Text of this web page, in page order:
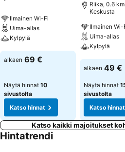
Ilmainen Wi-Fi
Uima-allas
Kylpylä
Katso hinnat
alkaen 69 €
Näytä hinnat 10
sivustolta
Katso hinnat
Riika, 0.6
Keskusta
Ilmainen Wi-
Uima-allas
Kylpylä
Katso hinnat
alkaen 49 €
Näytä hinnat
sivustolta
Katso hinnat
Katso kaikki majoitukset
Hintatrendi